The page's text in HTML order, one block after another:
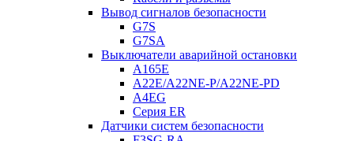
Вывод сигналов безопасности
G7S
G7SA
Выключатели аварийной остановки
A165E
A22E/A22NE-P/A22NE-PD
A4EG
Серия ER
Датчики систем безопасности